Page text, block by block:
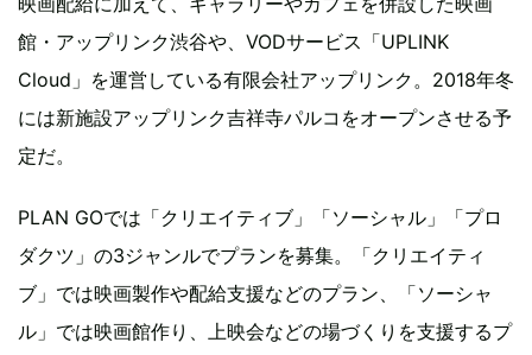
館・アップリンク渋谷や、VODサービス「UPLINK
Cloud」を運営している有限会社アップリンク。2018年冬
には新施設アップリンク吉祥寺パルコをオープンさせる予
定だ。
PLAN GOでは「クリエイティブ」「ソーシャル」「プロ
ダクツ」の3ジャンルでプランを募集。「クリエイティ
ブ」では映画製作や配給支援などのプラン、「ソーシャ
ル」では映画館作り、上映会などの場づくりを支援するプ